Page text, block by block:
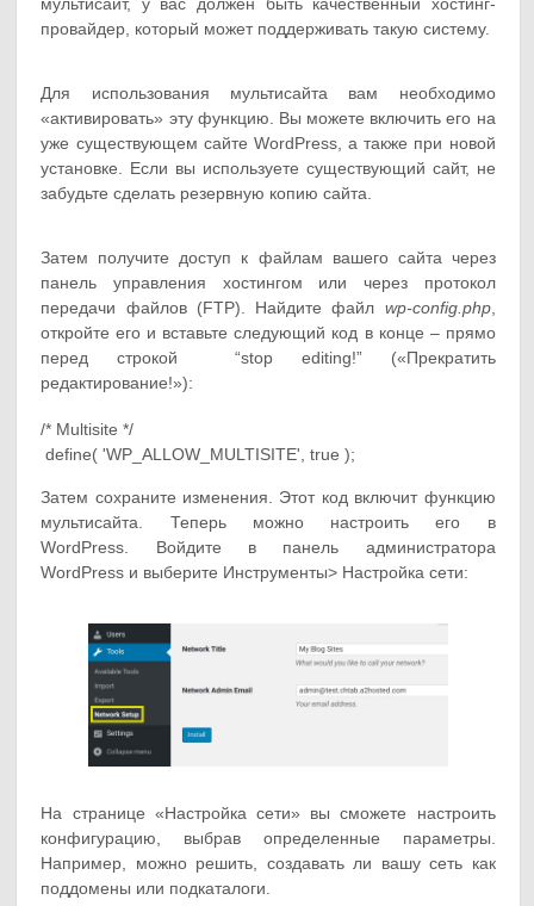
мультисайт, у вас должен быть качественный хостинг-
провайдер, который может поддерживать такую систему.
Для использования мультисайта вам необходимо
«активировать» эту функцию. Вы можете включить его на
уже существующем сайте WordPress, а также при новой
установке. Если вы используете существующий сайт, не
забудьте сделать резервную копию сайта.
Затем получите доступ к файлам вашего сайта через
панель управления хостингом или через протокол
передачи файлов (FTP). Найдите файл wp-config.php,
откройте его и вставьте следующий код в конце – прямо
перед строкой “stop editing!” («Прекратить
редактирование!»):
/* Multisite */
define( 'WP_ALLOW_MULTISITE', true );
Затем сохраните изменения. Этот код включит функцию
мультисайта. Теперь можно настроить его в
WordPress. Войдите в панель администратора
WordPress и выберите Инструменты> Настройка сети:
На странице «Настройка сети» вы сможете настроить
конфигурацию, выбрав определенные параметры.
Например, можно решить, создавать ли вашу сеть как
поддомены или подкаталоги.